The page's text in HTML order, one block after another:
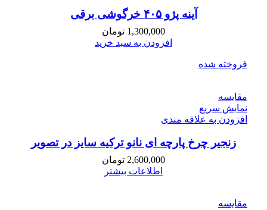
آینه پژو ۴۰۵ خرگوشی برقی
1,300,000 تومان
افزودن به سبد خرید
فروخته شده
مقايسه
نمایش سریع
افزودن به علاقه مندی
زنجیر چرخ پارچه ای نانو ترکیه سایز در تصویر
2,600,000 تومان
اطلاعات بیشتر
مقايسه